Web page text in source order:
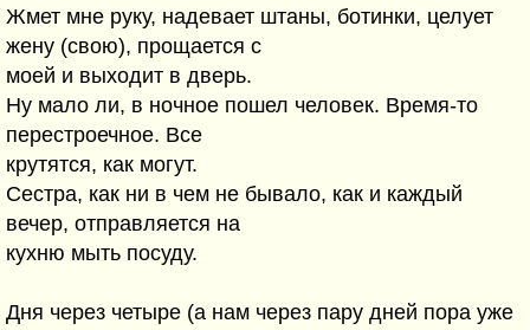
Жмет мне руку, надевает штаны, ботинки, целует
жену (свою), прощается с
моей и выходит в дверь.
Ну мало ли, в ночное пошел человек. Время-то
перестроечное. Все
крутятся, как могут.
Сестра, как ни в чем не бывало, как и каждый
вечер, отправляется на
кухню мыть посуду.
Дня через четыре (а нам через пару дней пора уже